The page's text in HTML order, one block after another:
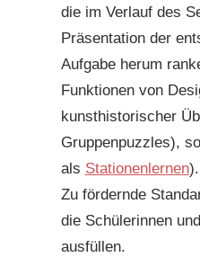
die im Verlauf des
Präsentation der
Aufgabe herum
Funktionen von
kunsthistorischer
Gruppenpuzzles),
als Stationenlernen).
Zu fördernde
die Schülerinnen
ausfüllen.